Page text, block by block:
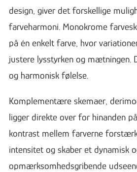
design, giver det forskellige
farveharmoni. Monokrome
på én enkelt farve, hvor
justere lysstyrken og mætningen.
og harmonisk følelse.
Komplementære skemaer,
ligger direkte over for hinanden
kontrast mellem farverne
intensitet og skaber et dynamisk
opmærksomhedsgribende